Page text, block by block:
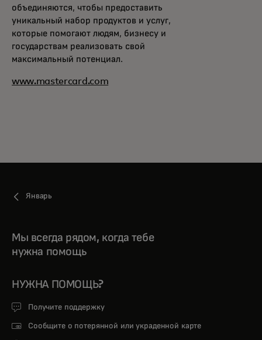
объединяются, чтобы предоставить
уникальный набор продуктов и услуг,
которые помогают людям, бизнесу и
государствам реализовать свой
максимальный потенциал.
www.mastercard.com
Январь
Мы всегда рядом, когда тебе
нужна помощь
НУЖНА ПОМОЩЬ?
Получите поддержку
Сообщите о потерянной или украденной карте